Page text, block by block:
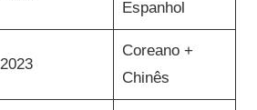
Espanhol
2023
Coreano +
Chinês